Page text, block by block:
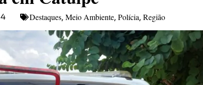
Destaques, Meio Ambiente, Polícia, Região